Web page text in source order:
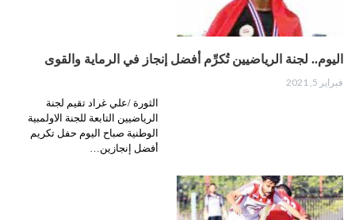
اليوم.. لجنة الرياضيين تُكرِّم أفضل إنجاز في الرماية والقوى
فبراير 5, 2021
الثورة /علي غراد تقيم لجنة
الرياضيين التابعة للجنة الاولمبية
الوطنية صباح اليوم حفل تكريم
أفضل إنجازين…